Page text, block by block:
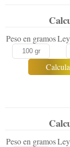
Peso en gramos
Peso en gramos